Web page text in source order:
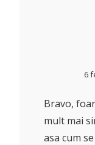
6
Bravo,
mult mai
asa cum